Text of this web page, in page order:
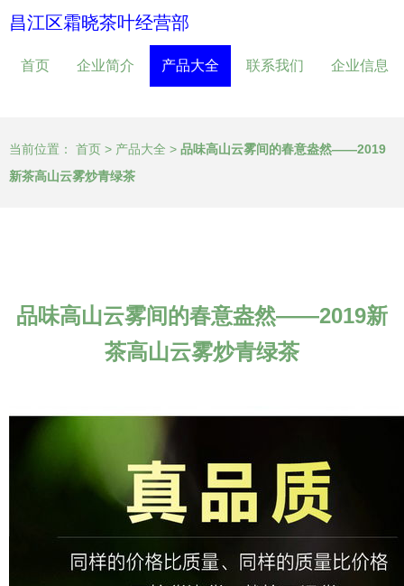
昌江区霜晓茶叶经营部
首页 企业简介 产品大全 联系我们 企业信息
当前位置： 首页 > 产品大全 > 品味高山云雾间的春意盎然——2019
新茶高山云雾炒青绿茶
品味高山云雾间的春意盎然——2019新
茶高山云雾炒青绿茶